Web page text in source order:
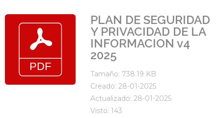
PLAN DE SEGURIDAD
Y PRIVACIDAD DE LA
INFORMACION v4
2025
Tamaño: 738.19 KB
Creado: 28-01-2025
Actualizado: 28-01-2025
Visto: 143